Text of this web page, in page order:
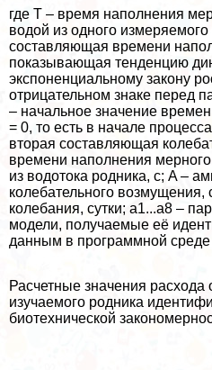
где T – время наполнения
водой из одного
составляющая времени
показывающая тенденцию
экспоненциальному закону
отрицательном знаке перед
– начальное значение
= 0, то есть в начале
вторая составляющая
времени наполнения
из водотока родника, с; A –
колебательного
колебания, сутки; a1...a8 –
модели, получаемые её
данным в программной среде
Расчетные значения расхода
изучаемого родника
биотехнической